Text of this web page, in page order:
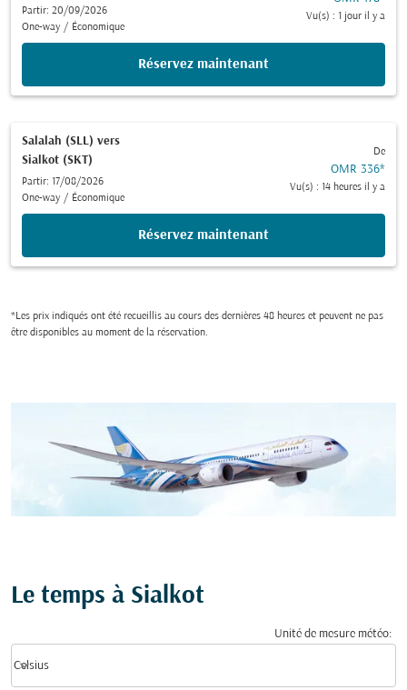
Partir: 20/09/2026
One-way / Économique
Vu(s) : 1 jour il y a
Réservez maintenant
Salalah (SLL) vers
Sialkot (SKT)
Partir: 17/08/2026
One-way / Économique
De
OMR 336*
Vu(s) : 14 heures il y a
Réservez maintenant
*Les prix indiqués ont été recueillis au cours des dernières 48 heures et peuvent ne pas
être disponibles au moment de la réservation.
Le temps à Sialkot
Unité de mesure météo:
Celsius
keyboard_arrow_down